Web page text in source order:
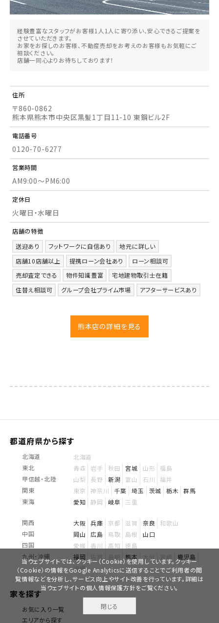
無料で
資料請求 見学予約
経験豊富なスタッフがお客様1人1人に寄り添い、安心できるご提案を
させていただきます。
お家をお探しのお客様、不動産売却をお考えのお客様もお気軽にご
相談ください。
店舗一同心よりお待ちしております！
住所
〒860-0862
熊本県熊本市中央区黒髪1丁目11-10 東鋼ビル2F
電話番号
0120-70-6277
営業時間
AM9:00～PM6:00
定休日
火曜日・水曜日
店舗の特徴
送迎あり
フットワークに自信あり
地元に詳しい
店舗10店舗以上
提携ローン会社あり
ローン相談可
売却査定できる
物件知識豊富
宅地建物取引士在籍
住替え相談可
グループ会社プライム市場 アフターサービスあり
熊本店の詳細を見る
都道府県から探す
北海道
北海道
東北
青森 岩手 秋田 宮城 山形
福島
甲信越・北陸
山梨 長野 新潟 富山 石川
福井
関東
東京 神奈川 千葉 埼玉 茨城 栃木
群馬
東海
愛知 静岡 岐阜 三重
関西 大阪 兵庫 京都 滋賀 奈良
和歌山
中国
岡山 広島 鳥取 島根
山口
四国
愛媛 香川 高知
徳島
九州・沖縄
福岡 熊本
鹿児島
沖縄
家を探す
お気に入り一覧
エリアから探す
当ウェブサイトでは、クッキー（Cookie）を使用しています。クッキー
（Cookie）の情報をGoogle Analyticsに送信することでご利用者の閲
覧情報などを分析し、サービス向上やサイト改善を行っています。詳細は
当ウェブサイトの個人情報保護方針をご覧ください。
閉じる